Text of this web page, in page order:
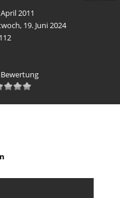
2011
19. Juni 2024